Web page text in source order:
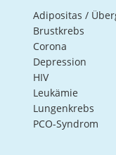
Adipositas /
Brustkrebs
Corona
Depression
HIV
Leukämie
Lungenkrebs
PCO-Syndrom